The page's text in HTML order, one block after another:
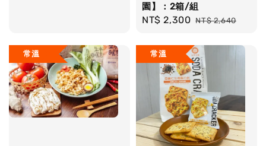
園】：2箱/組
Sale
NT$ 2,300 Regular
NT$ 2,640
常溫 常溫